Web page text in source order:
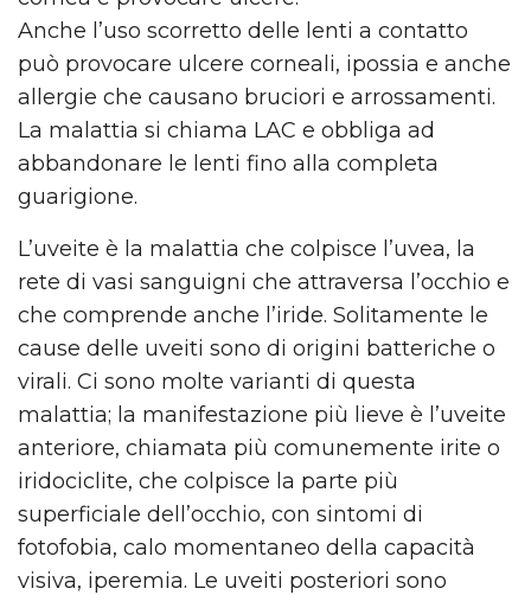
Anche l’uso scorretto delle lenti a contatto
può provocare ulcere corneali, ipossia e anche
allergie che causano bruciori e arrossamenti.
La malattia si chiama LAC e obbliga ad
abbandonare le lenti fino alla completa
guarigione.
L’uveite è la malattia che colpisce l’uvea, la
rete di vasi sanguigni che attraversa l’occhio e
che comprende anche l’iride. Solitamente le
cause delle uveiti sono di origini batteriche o
virali. Ci sono molte varianti di questa
malattia; la manifestazione più lieve è l’uveite
anteriore, chiamata più comunemente irite o
iridociclite, che colpisce la parte più
superficiale dell’occhio, con sintomi di
fotofobia, calo momentaneo della capacità
visiva, iperemia. Le uveiti posteriori sono